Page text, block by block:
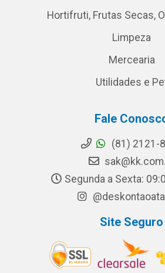
Hortifruti, Frutas Secas,
Limpeza
Mercearia
Utilidades e
Fale
(81) 2121-
Segunda a Sexta:
Site Seguro